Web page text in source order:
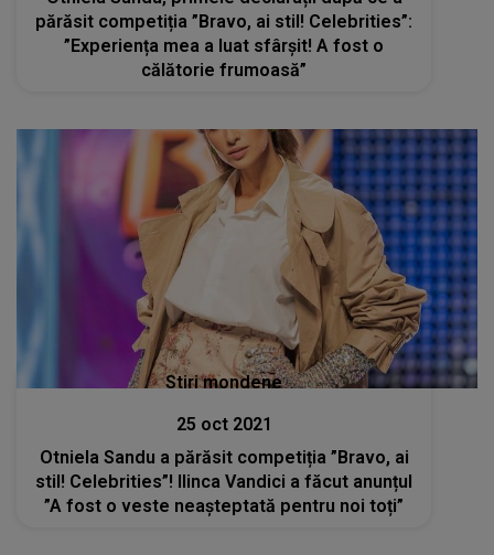
părăsit competiția ”Bravo, ai stil! Celebrities”:
”Experiența mea a luat sfârșit! A fost o
călătorie frumoasă”
Stiri mondene
25 oct 2021
Otniela Sandu a părăsit competiția ”Bravo, ai
stil! Celebrities”! Ilinca Vandici a făcut anunțul
”A fost o veste neașteptată pentru noi toți”